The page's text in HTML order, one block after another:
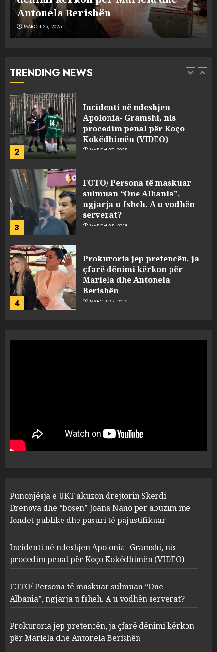
plagosën!
MARCH 25, 2025
TRENDING NEWS
MARCH 25, 2025
1
Punonjësja e UKT akuzon
pasuri të pajustifikuar
2
Incidenti në ndeshjen
Apolonia- Gramshi, nis
procedim penal për Koço
Kokëdhimën (VIDEO)
MARCH 27, 2025
3
FOTO/ Persona të maskuar
sulmuan “One Albania”,
ngjarja u fsheh. A u vodhën
serverat?
MARCH 25, 2025
4
Prokuroria jep pretencën, ja
çfarë dënimi kërkon për
Mariela dhe Antonela
Berishën
MARCH 25, 2025
1
“bosen” Joana Nano për
abuzim me fondet publike dhe
pasuri të pajustifikuar
2
Apolonia- Gramshi, nis
procedim penal për Koço
Kokëdhimën (VIDEO)
MARCH 27, 2025
3
FOTO/ Persona të maskuar
sulmuan “One Albania”,
ngjarja u fsheh. A u vodhën
serverat?
Prokuroria jep pretencën, ja
çfarë dënimi kërkon për
Punonjësja e UKT akuzon drejtorin Skerdi
Drenova dhe “bosen” Joana Nano për abuzim me
fondet publike dhe pasuri të pajustifikuar
Incidenti në ndeshjen Apolonia- Gramshi, nis
procedim penal për Koço Kokëdhimën (VIDEO)
FOTO/ Persona të maskuar sulmuan “One
Albania”, ngjarja u fsheh. A u vodhën serverat?
Prokuroria jep pretencën, ja çfarë dënimi kërkon
për Mariela dhe Antonela Berishën